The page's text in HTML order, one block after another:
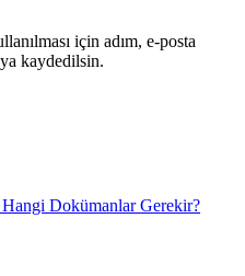
için adım, e-posta
kaydedilsin.